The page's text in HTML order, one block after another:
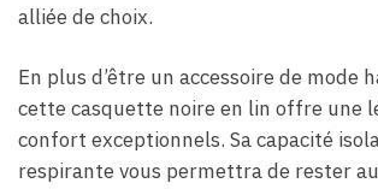
alliée de choix.
En plus d’être un accessoire de mode
cette casquette noire en lin offre une
confort exceptionnels. Sa capacité
respirante vous permettra de rester